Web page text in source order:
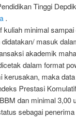
Tinggi
.
kuliah minimal
didatakan/ masuk
akademik
dalam format
kerusakan, maka
Prestasi
dan minimal 3,00
sebagai